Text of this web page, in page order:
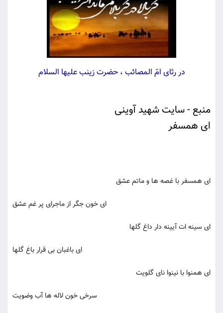
در رثای امّ المصائب ، حضرت زینب علیها السلام
منبع - سایت شهید آوینی
ای همسفر
ای همسفر با غصه ها و ماتم عشق
ای خون جگر از ماجرای پر غم عشق
ای سینه ات آیینه دار داغ گلها
ای باغبان بی قرار باغ گلها
ای همنوا با نینوا نای گلویت
سرخی خون لاله ها آب وضویت